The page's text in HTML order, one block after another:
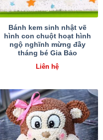
Bánh kem sinh nhật vẽ
hình con chuột hoạt hình
ngộ nghĩnh mừng đầy
tháng bé Gia Bảo
Liên hệ